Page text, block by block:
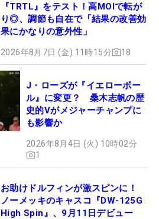
『TRTL』をテスト！高MOIで転が
り◎、調節も自在で「結果の改善効
果にかなりの意外性」
2026年8月7日 (金) 11時15分 18
J・ローズが『イエローボー
ル』に変更？ 桑木志帆の歴
史的Vがメジャーチャンプに
も影響か
2026年8月4日 (火) 10時02分
1
お助けドルフィンが激スピンに！
ノーメッキのキャスコ『DW-125G
High Spin』、9月11日デビュー